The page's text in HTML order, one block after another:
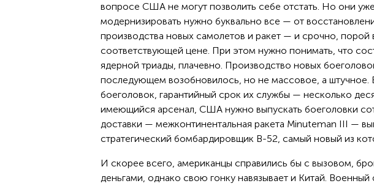
вопросе США не могут позволить себе отстать. Но они
модернизировать нужно буквально все — от
производства новых самолетов и ракет — и срочно, порой
соответствующей цене. При этом нужно понимать, что
ядерной триады, плачевно. Производство новых
последующем возобновилось, но не массовое, а
боеголовок, гарантийный срок их службы — несколько
имеющийся арсенал, США нужно выпускать боеголовки
доставки — межконтинентальная ракета Minuteman III —
стратегический бомбардировщик B-52, самый новый из
И скорее всего, американцы справились бы с вызовом,
деньгами, однако свою гонку навязывает и Китай.